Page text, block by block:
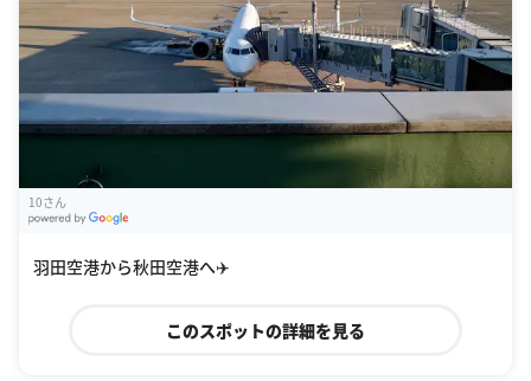
10さん
羽田空港から秋田空港へ✈️
このスポットの詳細を見る